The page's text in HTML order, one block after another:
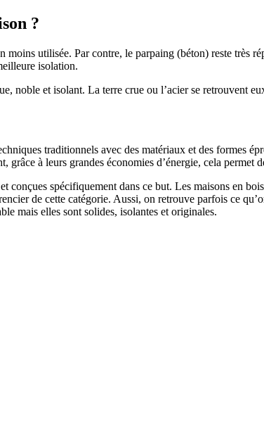
?
utilisée. Par contre, le parpaing (béton) reste très
isolation.
noble et isolant. La terre crue ou l’acier se retrouvent
traditionnels avec des matériaux et des formes
à leurs grandes économies d’énergie, cela permet
spécifiquement dans ce but. Les maisons en
de cette catégorie. Aussi, on retrouve parfois ce
mais elles sont solides, isolantes et originales.